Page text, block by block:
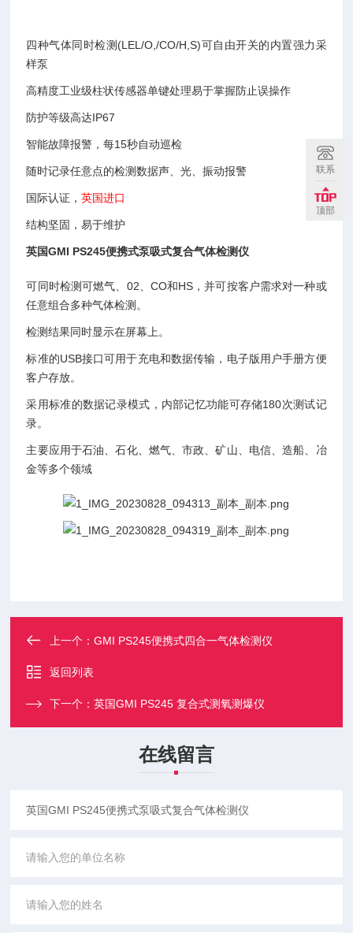
四种气体同时检测(LEL/O,/CO/H,S)可自由开关的内置强力采
样泵
高精度工业级柱状传感器单键处理易于掌握防止误操作
防护等级高达IP67
智能故障报警，每15秒自动巡检
随时记录任意点的检测数据声、光、振动报警
国际认证，英国进口
结构坚固，易于维护
英国GMI PS245便携式泵吸式复合气体检测仪
可同时检测可燃气、02、CO和HS，并可按客户需求对一种或
任意组合多种气体检测。
检测结果同时显示在屏幕上。
标准的USB接口可用于充电和数据传输，电子版用户手册方便
客户存放。
采用标准的数据记录模式，内部记忆功能可存储180次测试记
录。
主要应用于石油、石化、燃气、市政、矿山、电信、造船、冶
金等多个领域
上一个：GMI PS245便携式四合一气体检测仪
返回列表
下一个：英国GMI PS245 复合式测氧测爆仪
在线留言
联系
顶部